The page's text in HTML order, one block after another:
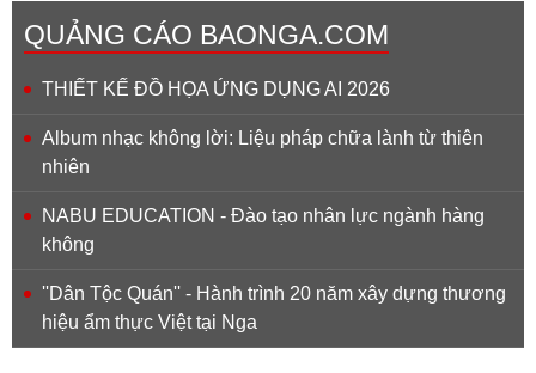
QUẢNG CÁO BAONGA.COM
THIẾT KẾ ĐỒ HỌA ỨNG DỤNG AI 2026
Album nhạc không lời: Liệu pháp chữa lành từ thiên
nhiên
NABU EDUCATION - Đào tạo nhân lực ngành hàng
không
''Dân Tộc Quán'' - Hành trình 20 năm xây dựng thương
hiệu ẩm thực Việt tại Nga